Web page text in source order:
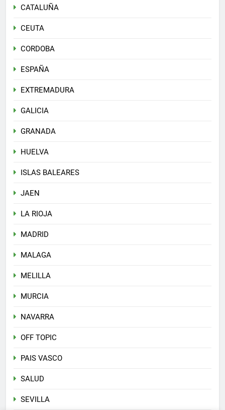
CATALUÑA
CEUTA
CORDOBA
ESPAÑA
EXTREMADURA
GALICIA
GRANADA
HUELVA
ISLAS BALEARES
JAEN
LA RIOJA
MADRID
MALAGA
MELILLA
MURCIA
NAVARRA
OFF TOPIC
PAIS VASCO
SALUD
SEVILLA